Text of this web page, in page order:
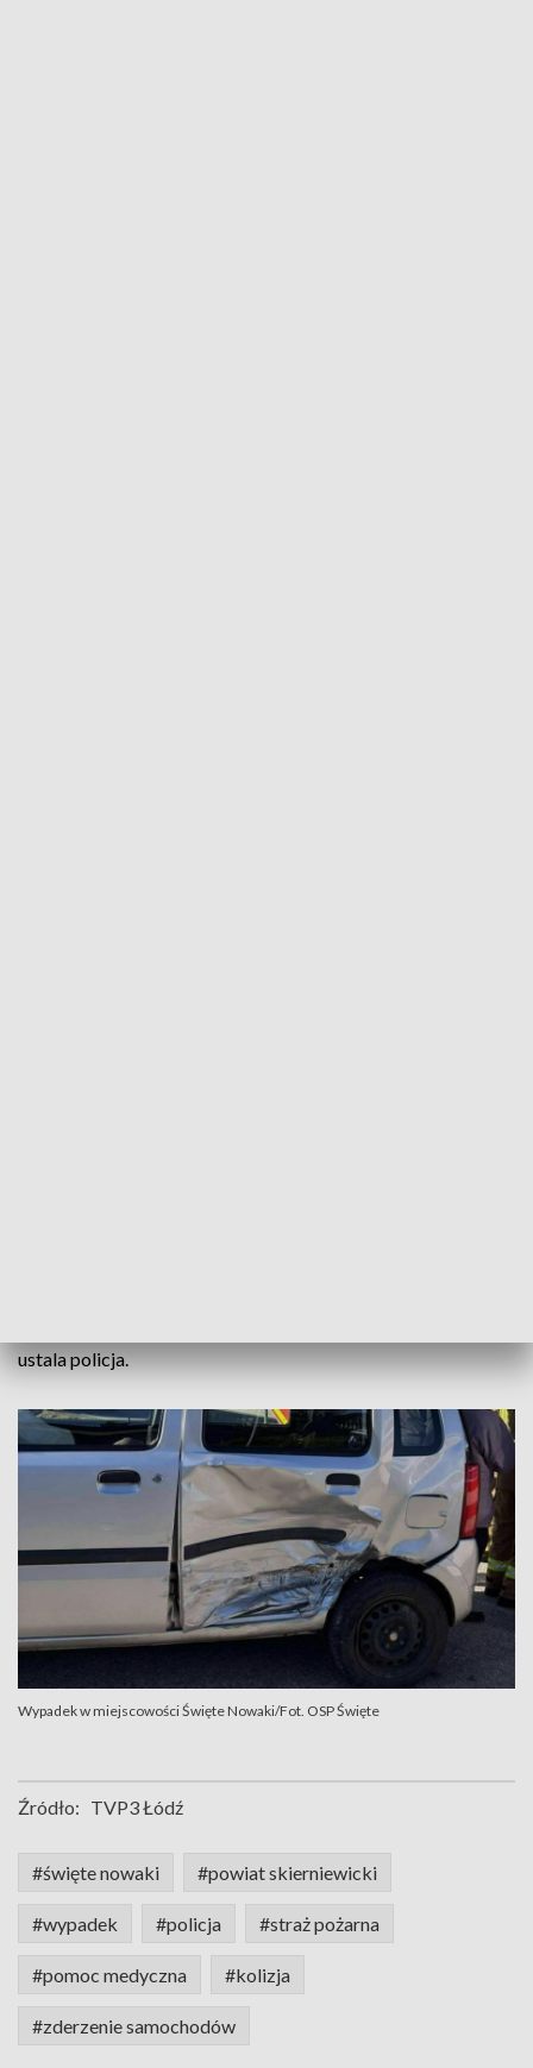
ustala policja.
Wypadek w miejscowości Święte Nowaki/Fot. OSP Święte
Źródło: TVP3 Łódź
#święte nowaki #powiat skierniewicki
#wypadek #policja #straż pożarna
#pomoc medyczna #kolizja
#zderzenie samochodów